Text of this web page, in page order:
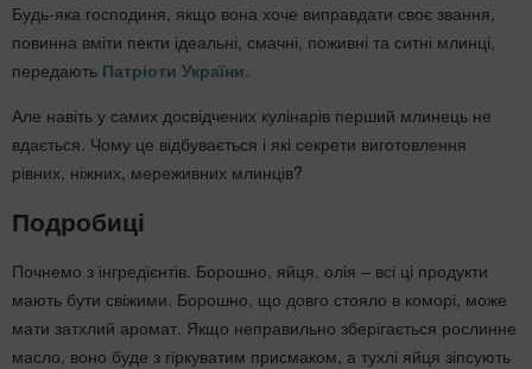
Будь-яка господиня, якщо вона хоче виправдати своє звання,
повинна вміти пекти ідеальні, смачні, поживні та ситні млинці,
передають Патріоти України.
Але навіть у самих досвідчених кулінарів перший млинець не
вдається. Чому це відбувається і які секрети виготовлення
рівних, ніжних, мереживних млинців?
Подробиці
Почнемо з інгредієнтів. Борошно, яйця, олія – всі ці продукти
мають бути свіжими. Борошно, що довго стояло в коморі, може
мати затхлий аромат. Якщо неправильно зберігається рослинне
масло, воно буде з гіркуватим присмаком, а тухлі яйця зіпсують